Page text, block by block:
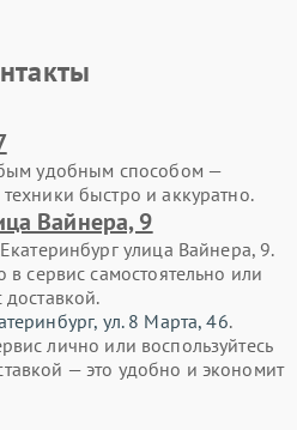
удобным способом —
быстро и аккуратно.
Вайнера, 9
улица Вайнера, 9.
в сервис самостоятельно или
ул. 8 Марта, 46.
лично или воспользуйтесь
— это удобно и экономит